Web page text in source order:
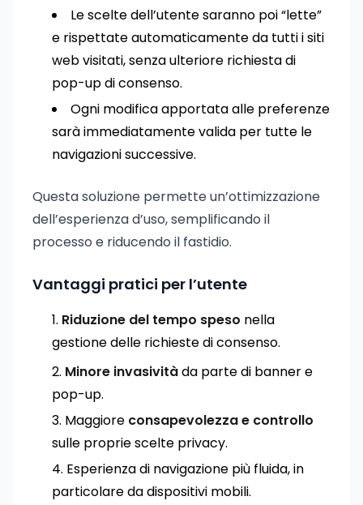
Le scelte dell’utente saranno poi “lette”
e rispettate automaticamente da tutti i siti
web visitati, senza ulteriore richiesta di
pop-up di consenso.
Ogni modifica apportata alle preferenze
sarà immediatamente valida per tutte le
navigazioni successive.
Questa soluzione permette un’ottimizzazione
dell’esperienza d’uso, semplificando il
processo e riducendo il fastidio.
Vantaggi pratici per l’utente
Riduzione del tempo speso nella
gestione delle richieste di consenso.
Minore invasivitàda parte di banner e
pop-up.
Maggiore consapevolezza e controllo
sulle proprie scelte privacy.
Esperienza di navigazione più fluida, in
particolare da dispositivi mobili.